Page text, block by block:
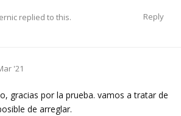
Reply
replied to this.
'21
gracias por la prueba. vamos a tratar de
de arreglar.